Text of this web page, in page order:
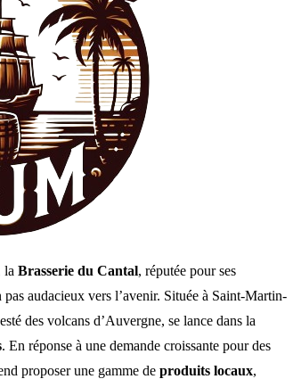
la Brasserie du Cantal, réputée pour ses
audacieux vers l’avenir. Située à Saint-Martin-
des volcans d’Auvergne, se lance dans la
. En réponse à une demande croissante pour des
proposer une gamme de produits locaux,